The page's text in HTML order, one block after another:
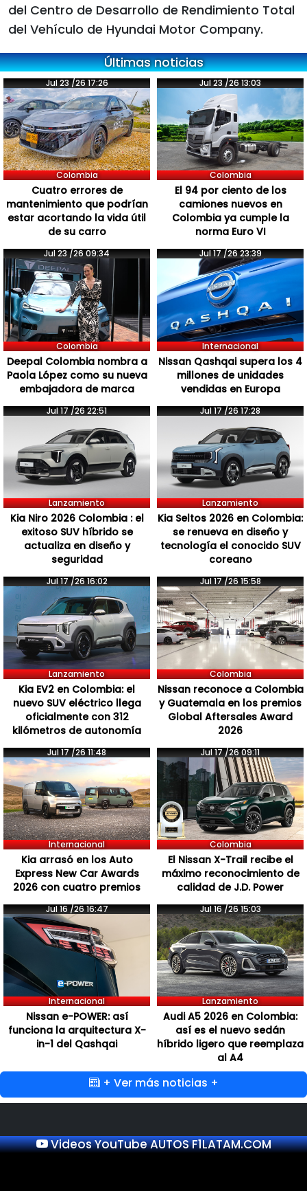
del Centro de Desarrollo de Rendimiento Total
del Vehículo de Hyundai Motor Company.
Últimas noticias
Jul 23 /26 17:26
Colombia
Cuatro errores de
mantenimiento que podrían
estar acortando la vida útil
de su carro
Jul 23 /26 13:03
Colombia
El 94 por ciento de los
camiones nuevos en
Colombia ya cumple la
norma Euro VI
Jul 23 /26 09:34
Colombia
Deepal Colombia nombra a
Paola López como su nueva
embajadora de marca
Jul 17 /26 23:39
Internacional
Nissan Qashqai supera los 4
millones de unidades
vendidas en Europa
Jul 17 /26 22:51
Lanzamiento
Kia Niro 2026 Colombia : el
exitoso SUV híbrido se
actualiza en diseño y
seguridad
Jul 17 /26 17:28
Lanzamiento
Kia Seltos 2026 en Colombia:
se renueva en diseño y
tecnología el conocido SUV
coreano
Jul 17 /26 16:02
Lanzamiento
Kia EV2 en Colombia: el
nuevo SUV eléctrico llega
oficialmente con 312
kilómetros de autonomía
Jul 17 /26 15:58
Colombia
Nissan reconoce a Colombia
y Guatemala en los premios
Global Aftersales Award
2026
Jul 17 /26 11:48
Internacional
Kia arrasó en los Auto
Express New Car Awards
2026 con cuatro premios
Jul 17 /26 09:11
Colombia
El Nissan X-Trail recibe el
máximo reconocimiento de
calidad de J.D. Power
Jul 16 /26 16:47
Internacional
Nissan e-POWER: así
funciona la arquitectura X-
in-1 del Qashqai
Jul 16 /26 15:03
Lanzamiento
Audi A5 2026 en Colombia:
así es el nuevo sedán
híbrido ligero que reemplaza
al A4
+ Ver más noticias +
Videos YouTube AUTOS F1LATAM.COM